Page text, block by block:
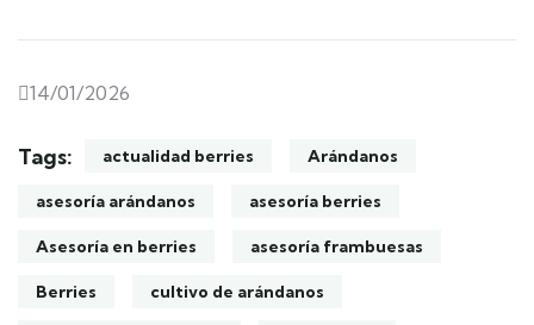
14/01/2026
Tags: actualidad berries Arándanos
asesoría arándanos asesoría berries
Asesoría en berries asesoría frambuesas
Berries cultivo de arándanos